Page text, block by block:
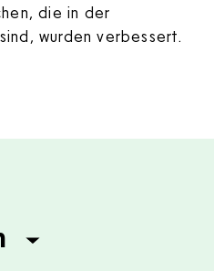
die in der
wurden verbessert.